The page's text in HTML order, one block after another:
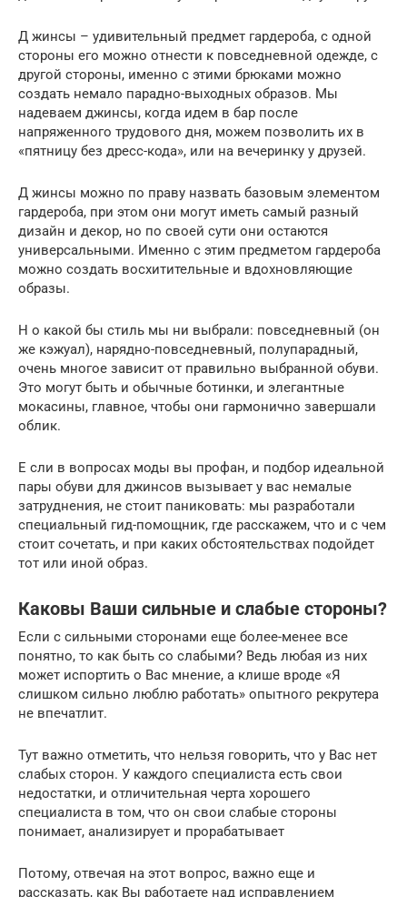
Д жинсы – удивительный предмет гардероба, с одной
стороны его можно отнести к повседневной одежде, с
другой стороны, именно с этими брюками можно
создать немало парадно-выходных образов. Мы
надеваем джинсы, когда идем в бар после
напряженного трудового дня, можем позволить их в
«пятницу без дресс-кода», или на вечеринку у друзей.
Д жинсы можно по праву назвать базовым элементом
гардероба, при этом они могут иметь самый разный
дизайн и декор, но по своей сути они остаются
универсальными. Именно с этим предметом гардероба
можно создать восхитительные и вдохновляющие
образы.
Н о какой бы стиль мы ни выбрали: повседневный (он
же кэжуал), нарядно-повседневный, полупарадный,
очень многое зависит от правильно выбранной обуви.
Это могут быть и обычные ботинки, и элегантные
мокасины, главное, чтобы они гармонично завершали
облик.
Е сли в вопросах моды вы профан, и подбор идеальной
пары обуви для джинсов вызывает у вас немалые
затруднения, не стоит паниковать: мы разработали
специальный гид-помощник, где расскажем, что и с чем
стоит сочетать, и при каких обстоятельствах подойдет
тот или иной образ.
Каковы Ваши сильные и слабые стороны?
Если с сильными сторонами еще более-менее все
понятно, то как быть со слабыми? Ведь любая из них
может испортить о Вас мнение, а клише вроде «Я
слишком сильно люблю работать» опытного рекрутера
не впечатлит.
Тут важно отметить, что нельзя говорить, что у Вас нет
слабых сторон. У каждого специалиста есть свои
недостатки, и отличительная черта хорошего
специалиста в том, что он свои слабые стороны
понимает, анализирует и прорабатывает
Потому, отвечая на этот вопрос, важно еще и
рассказать, как Вы работаете над исправлением